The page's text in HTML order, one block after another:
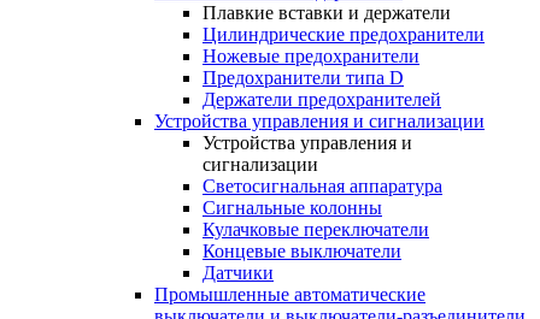
Плавкие вставки и держатели
Цилиндрические предохранители
Ножевые предохранители
Предохранители типа D
Держатели предохранителей
Устройства управления и сигнализации
Устройства управления и
сигнализации
Светосигнальная аппаратура
Сигнальные колонны
Кулачковые переключатели
Концевые выключатели
Датчики
Промышленные автоматические